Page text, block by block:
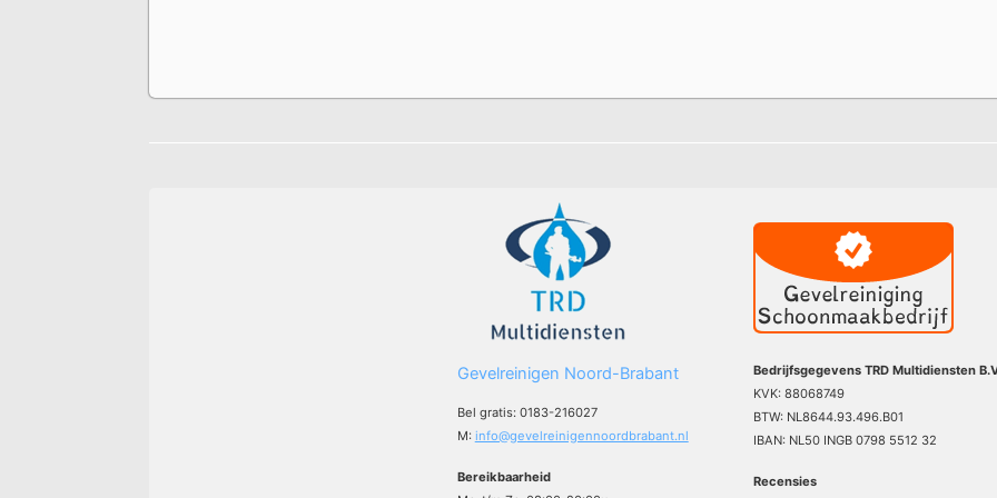
Gevelreinigen Noord-Brabant
Bel gratis: 0183-216027
M: info@gevelreinigennoordbrabant.nl
Bereikbaarheid
Bedrijfsgegevens TRD Multidiensten
KVK: 88068749
BTW: NL8644.93.496.B01
IBAN: NL50 INGB 0798 5512 32
Recensies